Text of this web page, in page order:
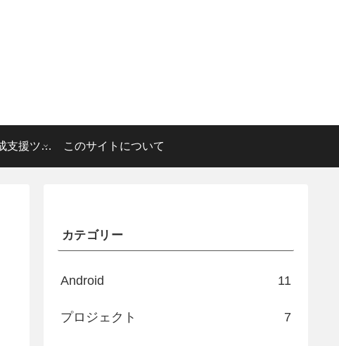
ブログ記事作成支援ツール このサイトについて
カテゴリー
Android 11
プロジェクト 7